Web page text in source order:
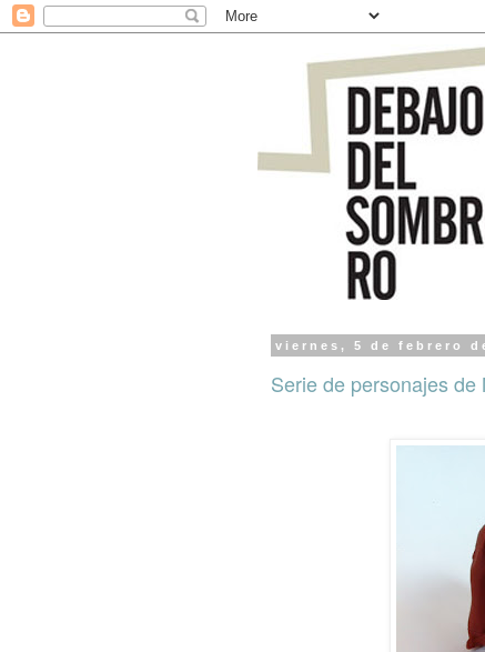
viernes, 5 de febrero
Serie de personajes